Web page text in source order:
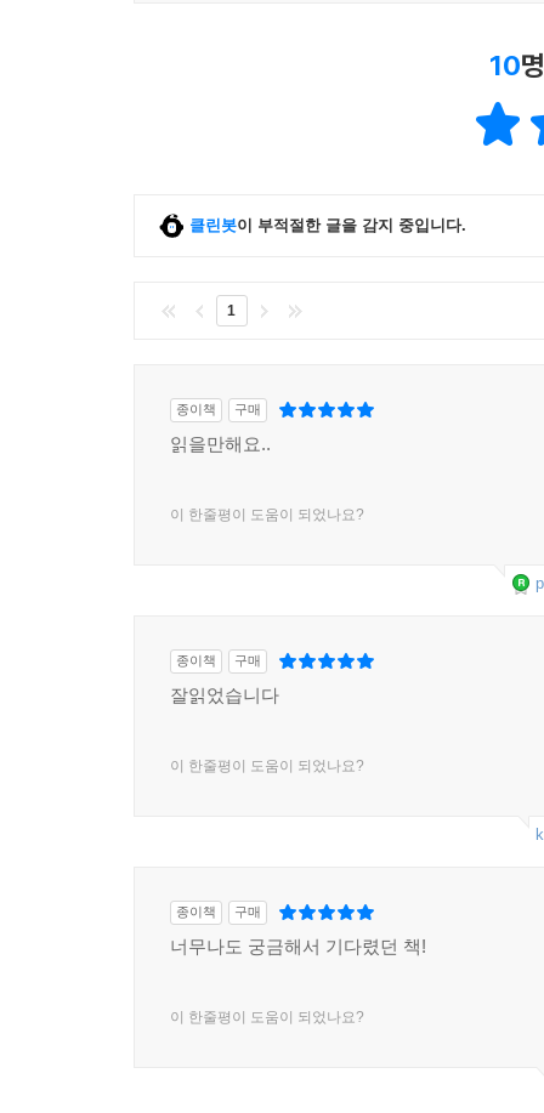
삶을 살아가는 데는 IQ나 EQ보다 더 중요한 것
인간은 자신의 경험을 활용함으로써 후견지명
반복하게 된다.
인간의 통찰지능은 ‘메타인지’에서 꽃을 피운다.
수 있다고 알려져 있다. 즉 통찰은 발전한다. 저자
10
클린봇이 부적절한 글을 감지 중입니다.
1
종이책 구매
읽을만해요..
이 한줄평이 도움이 되었나요?
종이책 구매
잘읽었습니다
이 한줄평이 도움이 되었나요?
종이책 구매
너무나도 궁금해서 기다렸던 책!
이 한줄평이 도움이 되었나요?